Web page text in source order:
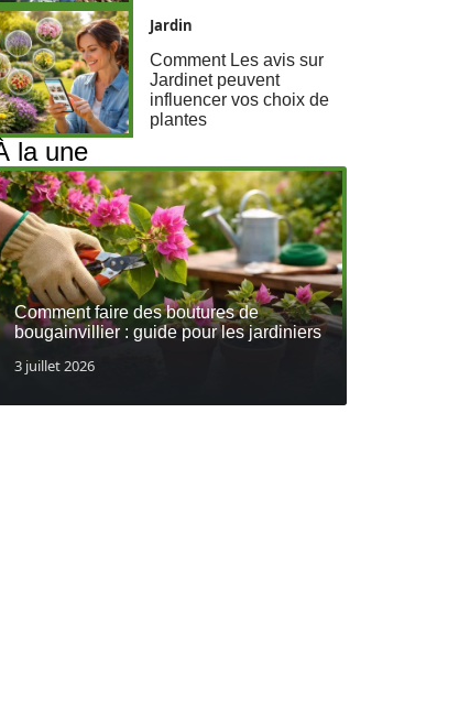
Jardin
Comment Les avis sur
Jardinet peuvent
influencer vos choix de
plantes
la une
Comment faire des boutures de
bougainvillier : guide pour les jardiniers
3 juillet 2026